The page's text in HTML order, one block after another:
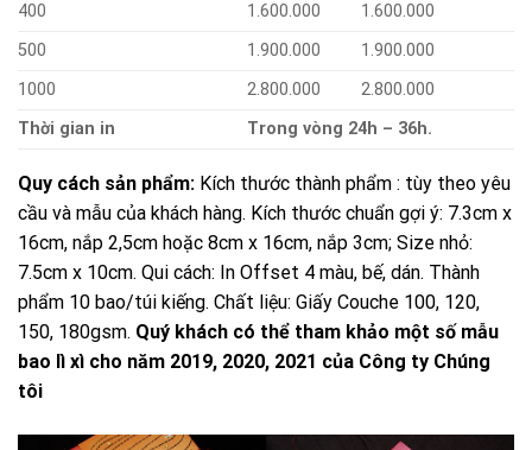
400
1.600.000
1.600.000
500
1.900.000
1.900.000
1000
2.800.000
2.800.000
Thời gian in
Trong vòng 24h – 36h.
Quy cách sản phẩm: Kích thước thành phẩm : tùy theo yêu
cầu và mẫu của khách hàng. Kích thước chuẩn gợi ý: 7.3cm x
16cm, nắp 2,5cm hoặc 8cm x 16cm, nắp 3cm; Size nhỏ:
7.5cm x 10cm. Qui cách: In Offset 4 màu, bế, dán. Thành
phẩm 10 bao/túi kiếng. Chất liệu: Giấy Couche 100, 120,
150, 180gsm. Quý khách có thể tham khảo một số mẫu
bao lì xì cho năm 2019, 2020, 2021 của Công ty Chúng
tôi